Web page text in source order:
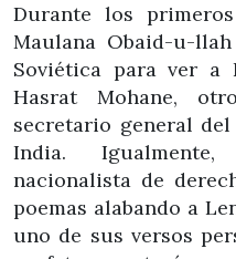
Durante los
Maulana Obaid-u-
Soviética para ver a
Hasrat Mohane,
secretario general
India.
nacionalista de
poemas alabando a
uno de sus versos